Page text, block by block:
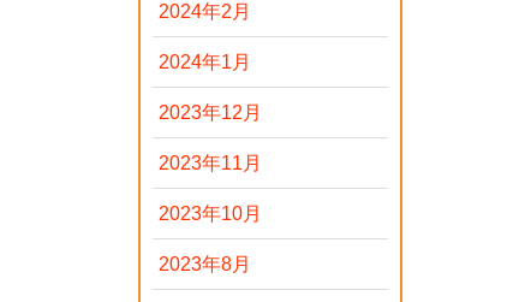
2024年2月
2024年1月
2023年12月
2023年11月
2023年10月
2023年8月